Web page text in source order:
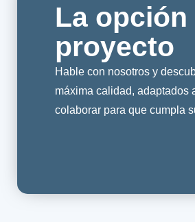
La opción
proyecto
Hable con nosotros y
máxima calidad, adaptados
colaborar para que cumpla